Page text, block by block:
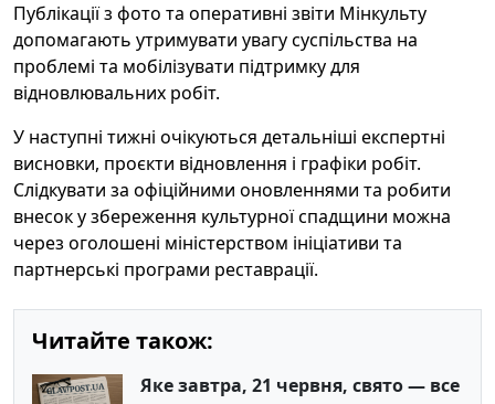
Публікації з фото та оперативні звіти Мінкульту
допомагають утримувати увагу суспільства на
проблемі та мобілізувати підтримку для
відновлювальних робіт.
У наступні тижні очікуються детальніші експертні
висновки, проєкти відновлення і графіки робіт.
Слідкувати за офіційними оновленнями та робити
внесок у збереження культурної спадщини можна
через оголошені міністерством ініціативи та
партнерські програми реставрації.
Читайте також:
Яке завтра, 21 червня, свято — все